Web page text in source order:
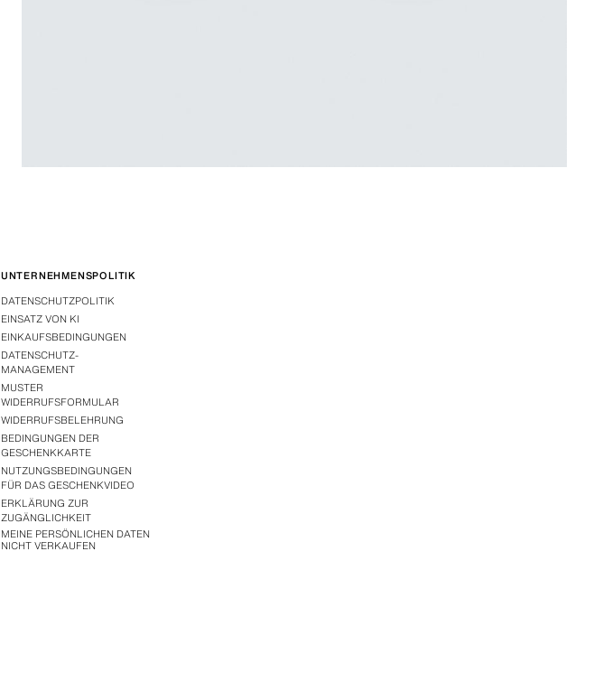
UNTERNEHMENSPOLITIK
DATENSCHUTZPOLITIK
EINSATZ VON KI
EINKAUFSBEDINGUNGEN
DATENSCHUTZ-
MANAGEMENT
MUSTER
WIDERRUFSFORMULAR
WIDERRUFSBELEHRUNG
BEDINGUNGEN DER
GESCHENKKARTE
NUTZUNGSBEDINGUNGEN
FÜR DAS GESCHENKVIDEO
ERKLÄRUNG ZUR
ZUGÄNGLICHKEIT
MEINE PERSÖNLICHEN DATEN
NICHT VERKAUFEN